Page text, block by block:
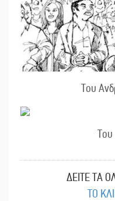
Του
ΔΕΙΤΕ ΤΑ
ΤΟ